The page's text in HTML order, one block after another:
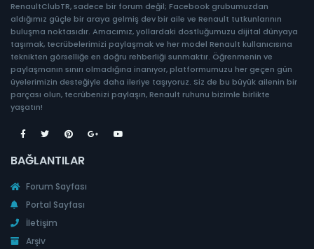
RenaultClubTR, sadece bir forum değil; Facebook grubumuzdan
aldığımız güçle bir araya gelmiş dev bir aile ve Renault tutkunlarının
buluşma noktasıdır. Amacımız, yollardaki dostluğumuzu dijital dünyaya
taşımak, tecrübelerimizi paylaşmak ve her model Renault kullanıcısına
teknikten görselliğe en doğru rehberliği sunmaktır. Öğrenmenin ve
paylaşmanın sınırı olmadığına inanıyor, platformumuzu her geçen gün
üyelerimizin desteğiyle daha ileriye taşıyoruz. Siz de bu büyük ailenin bir
parçası olun, tecrübenizi paylaşın, Renault ruhunu bizimle birlikte
yaşatın!
BAĞLANTILAR
Forum Sayfası
Portal Sayfası
İletişim
Arşiv